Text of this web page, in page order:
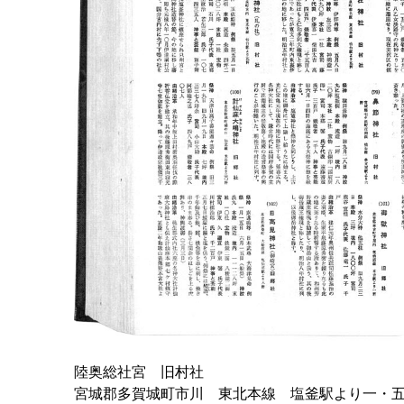
陸奥総社宮 旧村社
宮城郡多賀城町市川 東北本線 塩釜駅より一・